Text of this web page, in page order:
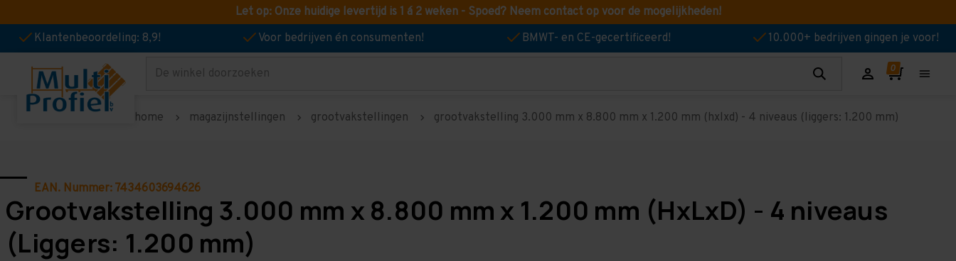
Let op: Onze huidige levertijd is 1 á 2 weken - Spoed? Neem contact op voor de mogelijkheden!
Klantenbeoordeling: 8,9!
Voor bedrijven én consumenten! BMWT- en CE-gecertificeerd! 10.000+ bedrijven gingen je voor!
Zoeken
home magazijnstellingen grootvakstellingen grootvakstelling 3.000 mm x 8.800 mm x 1.200 mm (hxlxd) - 4 niveaus (liggers: 1.200 mm)
EAN. Nummer: 7434603694626
Grootvakstelling 3.000 mm x 8.800 mm x 1.200 mm (HxLxD) - 4 niveaus
(Liggers: 1.200 mm)